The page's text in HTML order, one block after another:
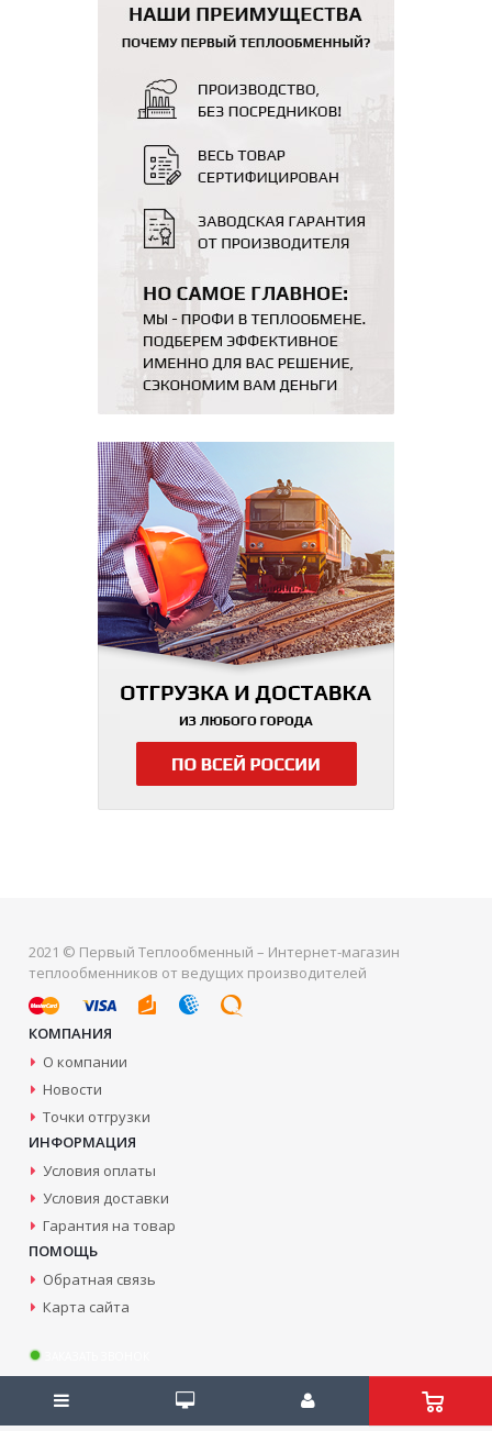
2021 © Первый Теплообменный – Интернет-магазин
теплообменников от ведущих производителей
КОМПАНИЯ
О компании
Новости
Точки отгрузки
ИНФОРМАЦИЯ
Условия оплаты
Условия доставки
Гарантия на товар
ПОМОЩЬ
Обратная связь
Карта сайта